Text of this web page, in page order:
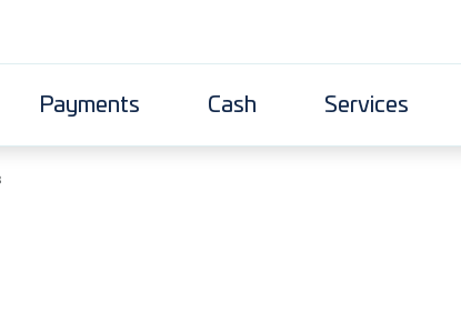
Payments Cash Services